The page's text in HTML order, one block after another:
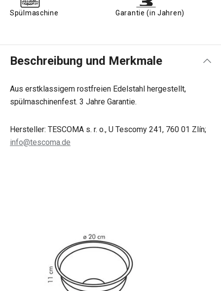
Spülmaschine Garantie (in Jahren)
Beschreibung und Merkmale
Aus erstklassigem rostfreien Edelstahl hergestellt,
spülmaschinenfest. 3 Jahre Garantie.
Hersteller: TESCOMA s. r. o., U Tescomy 241, 760 01 Zlín;
info@tescoma.de